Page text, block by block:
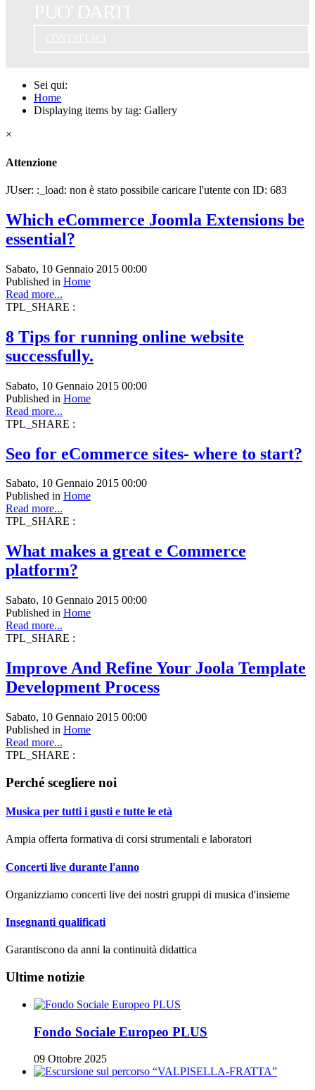
Sei qui:
Home
Displaying items by tag: Gallery
×
Attenzione
JUser: :_load: non è stato possibile caricare l'utente con ID: 683
Which eCommerce Joomla Extensions be
essential?
Sabato, 10 Gennaio 2015 00:00
Published in Home
Read more...
TPL_SHARE :
8 Tips for running online website
successfully.
Sabato, 10 Gennaio 2015 00:00
Published in Home
Read more...
TPL_SHARE :
Seo for eCommerce sites- where to start?
Sabato, 10 Gennaio 2015 00:00
Published in Home
Read more...
TPL_SHARE :
What makes a great e Commerce
platform?
Sabato, 10 Gennaio 2015 00:00
Published in Home
Read more...
TPL_SHARE :
Improve And Refine Your Joola Template
Development Process
Sabato, 10 Gennaio 2015 00:00
Published in Home
Read more...
TPL_SHARE :
Perché scegliere noi
Musica per tutti i gusti e tutte le età
Ampia offerta formativa di corsi strumentali e laboratori
Concerti live durante l'anno
Organizziamo concerti live dei nostri gruppi di musica d'insieme
Insegnanti qualificati
Garantiscono da anni la continuità didattica
Ultime notizie
Fondo Sociale Europeo PLUS
09 Ottobre 2025